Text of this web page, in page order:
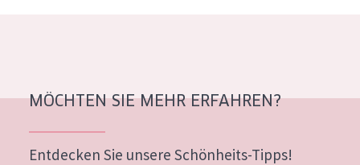
Jedes alter
MÖCHTEN SIE MEHR ERFAHREN?
Entdecken Sie unsere Schönheits-Tipps!